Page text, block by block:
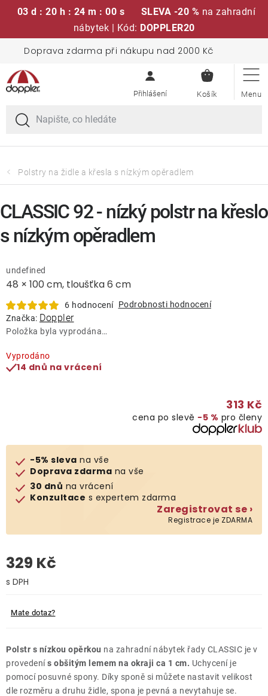
03 d : 20 h : 24 m : 00 s SLEVA -20 % na zahradní
nábytek | Kód: DOPPLER20
obsah
Doprava zdarma při nákupu nad 2000 Kč
KOŠÍK
Sedací soupravy
Slunečníky
Křesla a židle
Lavice a houpačky
Lehátka
Doplňky
Prodávané značky
Klub výhod
O nás
Polstry na židle a křesla s nízkým opěradlem
48 × 100 cm, tloušťka 6 cm
undefined
6 hodnocení Podrobnosti hodnocení
Značka: Doppler
Položka byla vyprodána…
Vyprodáno
14 dnů na vrácení
313 Kč
cena po slevě −5 % pro členy
-5% sleva na vše
Doprava zdarma na vše
30 dnů na vrácení
Konzultace s expertem zdarma
Zaregistrovat se ›
Registrace je ZDARMA
329 Kč
Mate dotaz?
Polstr s nízkou opěrkou na zahradní nábytek řady CLASSIC je v
provedenís obšitým lemem na okraji ca 1 cm. Uchycení je
pomocí posuvné spony. Díky sponě si můžete nastavit velikost
dle rozměru a druhu židle, spona je pevná a nevytahuje se.
CLASSIC 92 - nízký polstr na křeslo
s nízkým opěradlem